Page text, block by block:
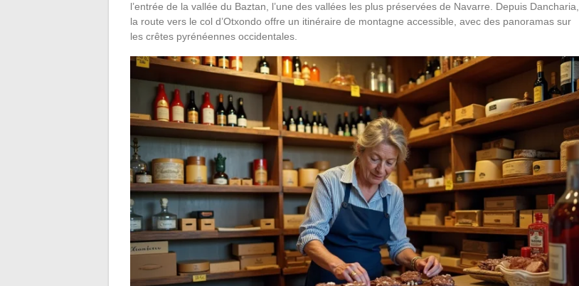
l’entrée de la vallée du Baztan, l’une des vallées les plus préservées de Navarre. Depuis Dancharia,
la route vers le col d’Otxondo offre un itinéraire de montagne accessible, avec des panoramas sur
les crêtes pyrénéennes occidentales.